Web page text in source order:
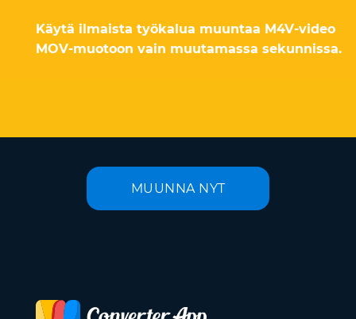
Käytä ilmaista työkalua muuntaa M4V-video
MOV-muotoon vain muutamassa sekunnissa.
MUUNNA NYT